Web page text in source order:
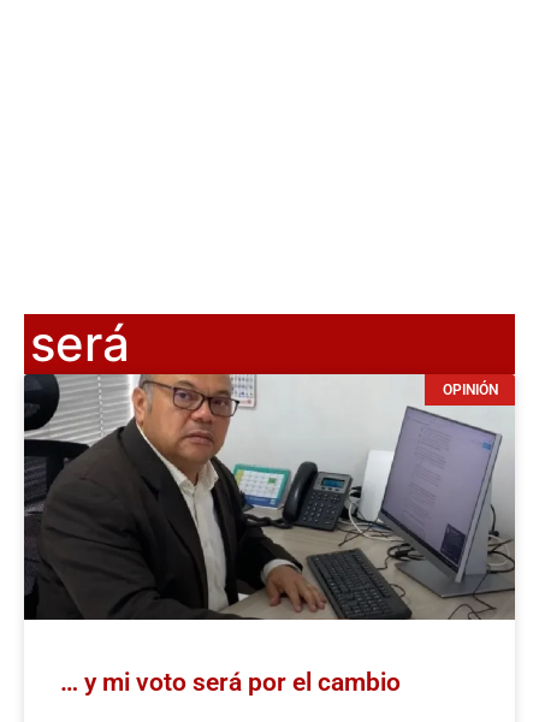
será
OPINIÓN
… y mi voto será por el cambio